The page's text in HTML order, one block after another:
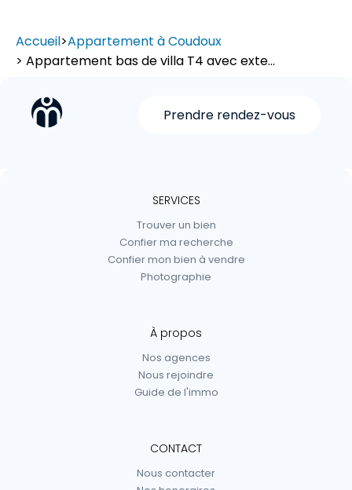
Accueil>Appartement à Coudoux
> Appartement bas de villa T4 avec exte...
Prendre rendez-vous
SERVICES
Trouver un bien
Confier ma recherche
Confier mon bien à vendre
Photographie
À propos
Nos agences
Nous rejoindre
Guide de l'immo
CONTACT
Nous contacter